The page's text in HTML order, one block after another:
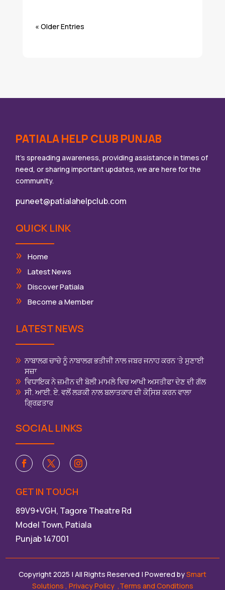
« Older Entries
PATIALA HELP CLUB PUNJAB
It’s spreading awareness, providing assistance in times of
need, or sharing important updates, we are here for the
community.
puneet@patialahelpclub.com
QUICK LINK
Home
Latest News
Discover Patiala
Become a Member
LATEST NEWS
ਨਾਬਾਲਗ ਚਾਚੇ ਨੂੰ ਨਾਬਾਲਗ ਭਤੀਜੀ ਨਾਲ ਜਬਰ ਜਨਾਹ ਕਰਨ ‘ਤੇ ਸੁਣਾਈ
ਸਜ਼ਾ
ਵਿਧਾਇਕ ਨੇ ਜ਼ਮੀਨ ਦੀ ਬੋਲੀ ਮਾਮਲੇ ਵਿਚ ਆਖੀ ਅਸਤੀਫਾ ਦੇਣ ਦੀ ਗੱਲ
ਸੀ. ਆਈ. ਏ. ਵਲੋਂ ਲੜਕੀ ਨਾਲ ਬਲਾਤਕਾਰ ਦੀ ਕੋਸਿ਼ਸ਼ ਕਰਨ ਵਾਲਾ
ਗ੍ਰਿਫ਼ਤਾਰ
SOCIAL LINKS
GET IN TOUCH
89V9+VGH, Tagore Theatre Rd
Model Town, Patiala
Punjab 147001
Copyright 2025 | All Rights Reserved | Powered bySmart
Solutions , Privacy Policy ,Terms and Conditions